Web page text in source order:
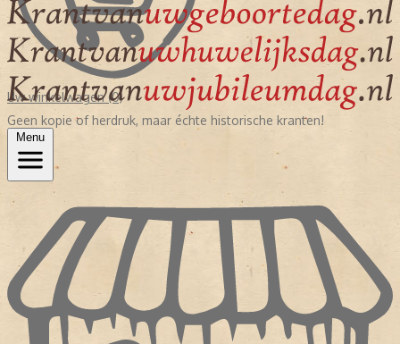
Uw winkelwagen (0)
Geen kopie of herdruk, maar échte historische kranten!
Menu